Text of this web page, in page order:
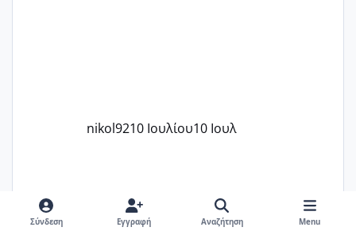
nikol9210 Ιουλίου10 Ιουλ
Σύνδεση Εγγραφή Αναζήτηση Menu